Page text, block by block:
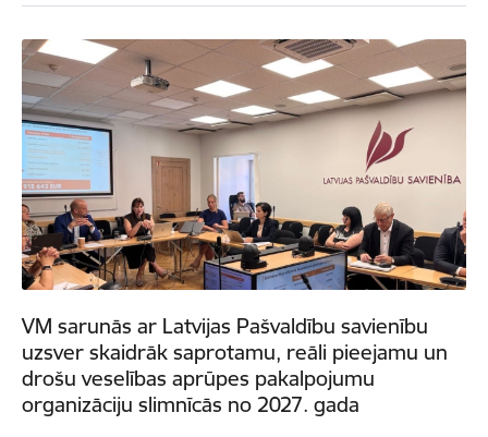
VM sarunās ar Latvijas Pašvaldību savienību
uzsver skaidrāk saprotamu, reāli pieejamu un
drošu veselības aprūpes pakalpojumu
organizāciju slimnīcās no 2027. gada